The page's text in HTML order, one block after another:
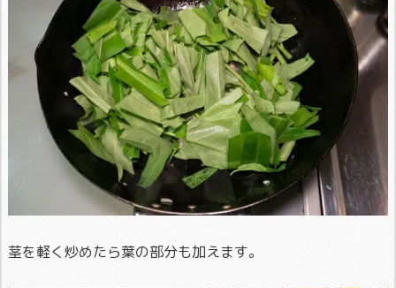
茎を軽く炒めたら葉の部分も加えます。